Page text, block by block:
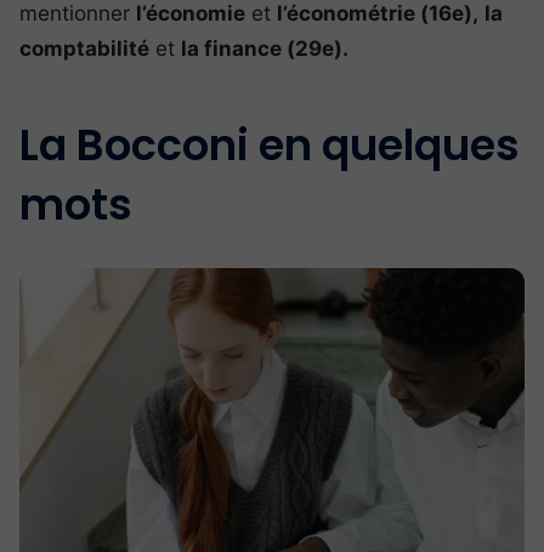
mentionner l’économie et l’économétrie (16e), la
comptabilité et la finance (29e).
La Bocconi en quelques
mots